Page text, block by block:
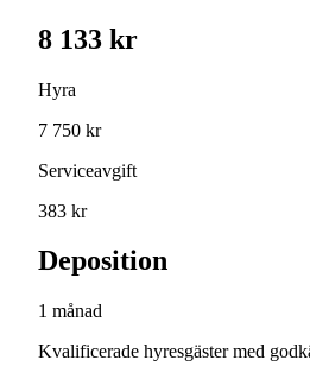
8 133 kr
Hyra
7 750 kr
Serviceavgift
383 kr
Deposition
1 månad
Kvalificerade hyresgäster med